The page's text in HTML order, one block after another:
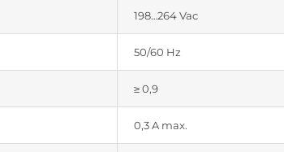
198…264 Vac
50/60 Hz
≥ 0,9
0,3 A max.